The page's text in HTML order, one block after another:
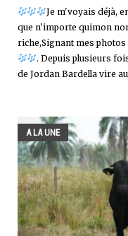
Je m'voyais déjà,
que n'importe quimon
riche,Signant mes
. Depuis plusieurs
de Jordan Bardella vire
A LA UNE